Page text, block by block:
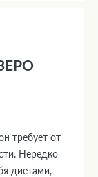
требует от
Нередко
диетами,